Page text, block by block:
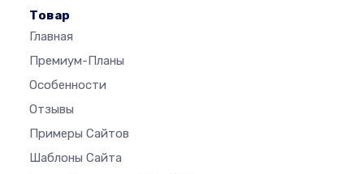
Товар
Главная
Премиум-Планы
Особенности
Отзывы
Примеры Сайтов
Шаблоны Сайта